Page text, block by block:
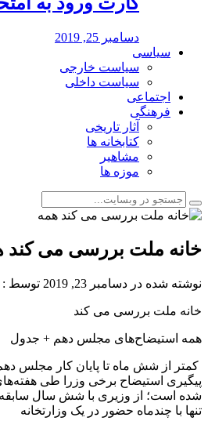
دسامبر 25, 2019
سیاسی
سیاست خارجی
سیاست داخلی
اجتماعی
فرهنگی
آثار تاریخی
کتابخانه ها
مشاهیر
موزه ها
خانه ملت بررسی می کند
نوشته شده در دسامبر 23, 2019 توسط :
خانه ملت بررسی می کند
همه‌ استیضاح‌های مجلس دهم + جدول
کمتر از شش ماه تا پایان کار مجلس
پیگیری استیضاح‌ برخی وزرا طی
شده است؛ از وزیری با شش سال سابقه
تنها با چندماه حضور در یک وزارتخانه